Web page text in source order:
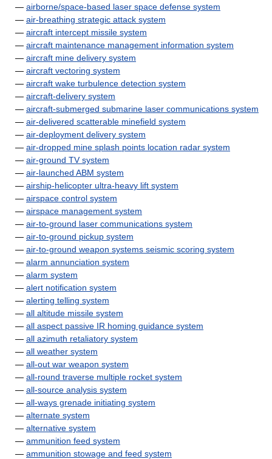
— airborne/space-based laser space defense system
— air-breathing strategic attack system
— aircraft intercept missile system
— aircraft maintenance management information system
— aircraft mine delivery system
— aircraft vectoring system
— aircraft wake turbulence detection system
— aircraft-delivery system
— aircraft-submerged submarine laser communications system
— air-delivered scatterable minefield system
— air-deployment delivery system
— air-dropped mine splash points location radar system
— air-ground TV system
— air-launched ABM system
— airship-helicopter ultra-heavy lift system
— airspace control system
— airspace management system
— air-to-ground laser communications system
— air-to-ground pickup system
— air-to-ground weapon systems seismic scoring system
— alarm annunciation system
— alarm system
— alert notification system
— alerting telling system
— all altitude missile system
— all aspect passive IR homing guidance system
— all azimuth retaliatory system
— all weather system
— all-out war weapon system
— all-round traverse multiple rocket system
— all-source analysis system
— all-ways grenade initiating system
— alternate system
— alternative system
— ammunition feed system
— ammunition stowage and feed system